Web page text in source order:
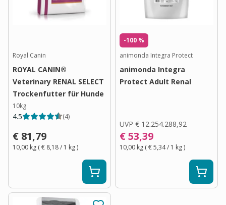
Royal Canin
ROYAL CANIN®
Veterinary RENAL SELECT
Trockenfutter für Hunde
10kg
4.5 (4)
€ 81,79
10,00 kg (€ 8,18/ 1 kg)
-100 %
animonda Integra Protect
animonda Integra
Protect Adult Renal
UVP € 12.254.288,92
€ 53,39
10,00 kg (€ 5,34/ 1 kg)